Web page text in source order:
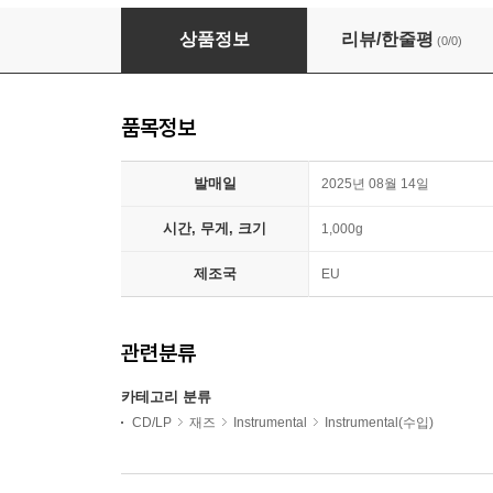
Brian Charette (브라이언 샤레트) - Working
상품정보 리뷰/한줄평 (0/0)
품목정보
발매일 2025년 08월 14일
시간, 무게, 크기 1,000g
제조국 EU
관련분류
카테고리 분류
CD/LP 재즈 Instrumental Instrumental(수입)